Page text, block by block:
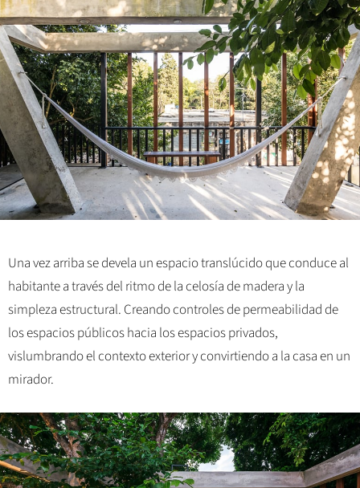
Una vez arriba se devela un espacio translúcido que conduce al
habitante a través del ritmo de la celosía de madera y la
simpleza estructural. Creando controles de permeabilidad de
los espacios públicos hacia los espacios privados,
vislumbrando el contexto exterior y convirtiendo a la casa en un
mirador.